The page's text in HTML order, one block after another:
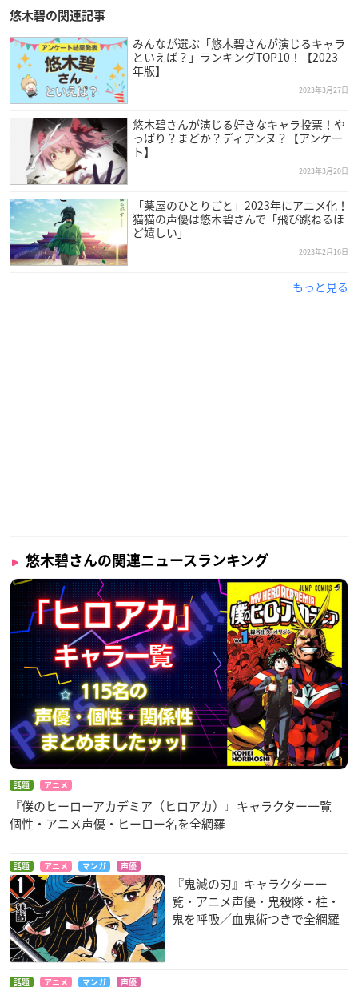
悠木碧の関連記事
みんなが選ぶ「悠木碧さんが演じるキャラ
といえば？」ランキングTOP10！【2023
年版】
2023年3月27日
悠木碧さんが演じる好きなキャラ投票！や
っぱり？まどか？ディアンヌ？【アンケー
ト】
2023年3月20日
「薬屋のひとりごと」2023年にアニメ化！
猫猫の声優は悠木碧さんで「飛び跳ねるほ
ど嬉しい」
2023年2月16日
もっと見る
悠木碧さんの関連ニュースランキング
話題 アニメ
『僕のヒーローアカデミア（ヒロアカ）』キャラクター一覧
個性・アニメ声優・ヒーロー名を全網羅
話題 アニメ マンガ 声優
『鬼滅の刃』キャラクター一
覧・アニメ声優・鬼殺隊・柱・
鬼を呼吸／血鬼術つきで全網羅
話題 アニメ マンガ 声優